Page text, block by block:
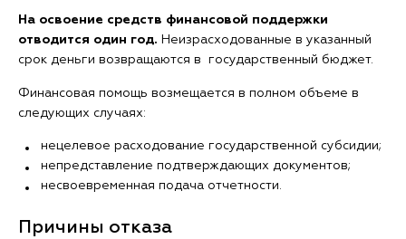
На освоение средств финансовой поддержки
отводится один год. Неизрасходованные в указанный
срок деньги возвращаются в государственный бюджет.
Финансовая помощь возмещается в полном объеме в
следующих случаях:
нецелевое расходование государственной субсидии;
непредставление подтверждающих документов;
несвоевременная подача отчетности.
Причины отказа